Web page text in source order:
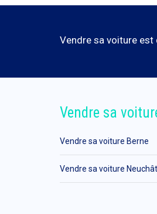
Vendre sa voiture
Vendre sa
Vendre sa voiture Berne
Vendre sa voiture